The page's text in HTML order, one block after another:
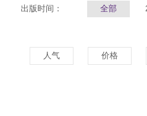
出版时间： 全部
人气 价格